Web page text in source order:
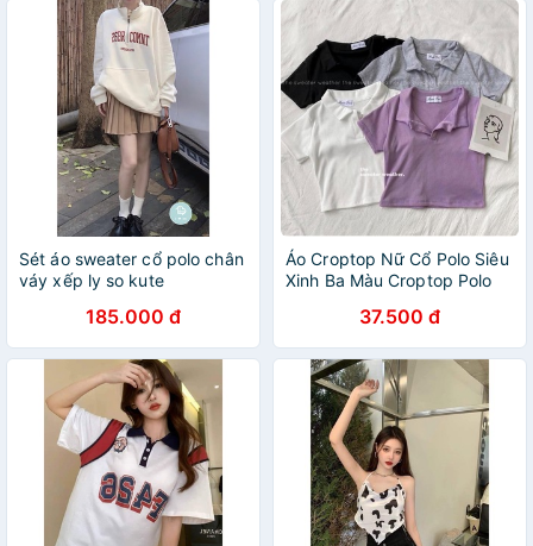
Sét áo sweater cổ polo chân
váy xếp ly so kute
185.000 đ
Áo Croptop Nữ Cổ Polo Siêu
Xinh Ba Màu Croptop Polo
37.500 đ